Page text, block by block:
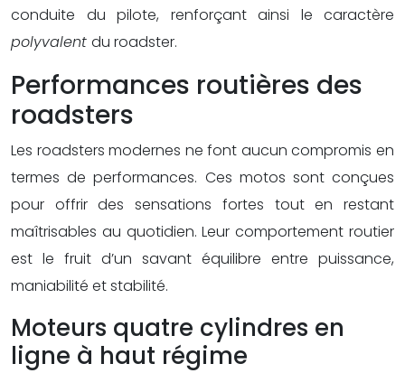
conduite du pilote, renforçant ainsi le caractère
polyvalent du roadster.
Performances routières des
roadsters
Les roadsters modernes ne font aucun compromis en
termes de performances. Ces motos sont conçues
pour offrir des sensations fortes tout en restant
maîtrisables au quotidien. Leur comportement routier
est le fruit d’un savant équilibre entre puissance,
maniabilité et stabilité.
Moteurs quatre cylindres en
ligne à haut régime